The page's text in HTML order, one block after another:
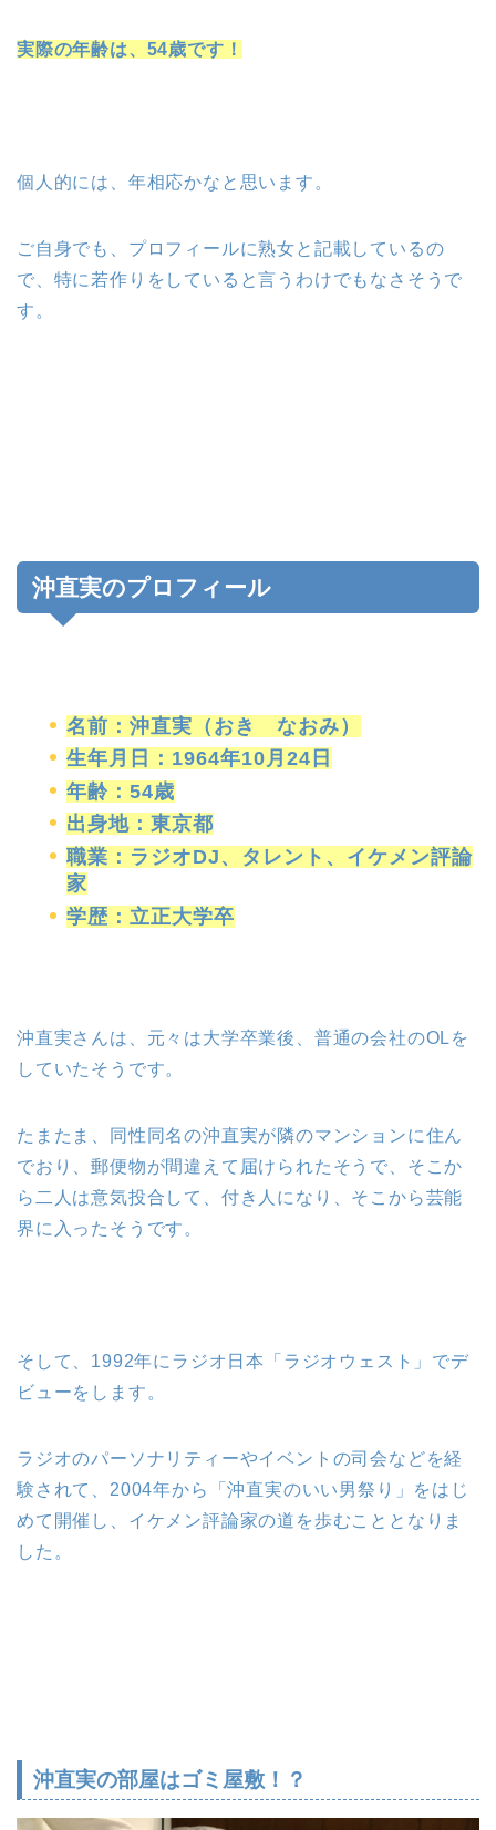
実際の年齢は、54歳です！
個人的には、年相応かなと思います。
ご自身でも、プロフィールに熟女と記載しているの
で、特に若作りをしていると言うわけでもなさそうで
す。
沖直実のプロフィール
名前：沖直実（おき なおみ）
生年月日：1964年10月24日
年齢：54歳
出身地：東京都
職業：ラジオDJ、タレント、イケメン評論
家
学歴：立正大学卒
沖直実さんは、元々は大学卒業後、普通の会社のOLを
していたそうです。
たまたま、同性同名の沖直実が隣のマンションに住ん
でおり、郵便物が間違えて届けられたそうで、そこか
ら二人は意気投合して、付き人になり、そこから芸能
界に入ったそうです。
そして、1992年にラジオ日本「ラジオウェスト」でデ
ビューをします。
ラジオのパーソナリティーやイベントの司会などを経
験されて、2004年から「沖直実のいい男祭り」をはじ
めて開催し、イケメン評論家の道を歩むこととなりま
した。
沖直実の部屋はゴミ屋敷！？